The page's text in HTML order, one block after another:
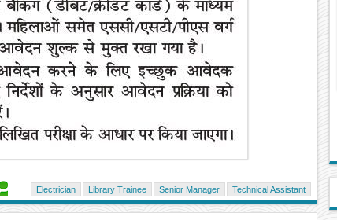
Electrician Library Trainee Senior Manager Technical Assistant